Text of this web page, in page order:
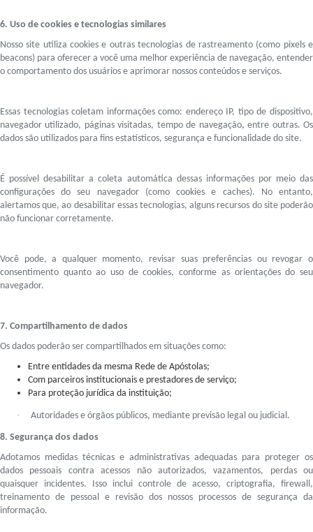
6. Uso de cookies e tecnologias similares
Nosso site utiliza cookies e outras tecnologias de rastreamento (como pixels e
beacons) para oferecer a você uma melhor experiência de navegação, entender
o comportamento dos usuários e aprimorar nossos conteúdos e serviços.
Essas tecnologias coletam informações como: endereço IP, tipo de dispositivo,
navegador utilizado, páginas visitadas, tempo de navegação, entre outras. Os
dados são utilizados para fins estatísticos, segurança e funcionalidade do site.
É possível desabilitar a coleta automática dessas informações por meio das
configurações do seu navegador (como cookies e caches). No entanto,
alertamos que, ao desabilitar essas tecnologias, alguns recursos do site poderão
não funcionar corretamente.
Você pode, a qualquer momento, revisar suas preferências ou revogar o
consentimento quanto ao uso de cookies, conforme as orientações do seu
navegador.
7. Compartilhamento de dados
Os dados poderão ser compartilhados em situações como:
Entre entidades da mesma Rede de Apóstolas;
Com parceiros institucionais e prestadores de serviço;
Para proteção jurídica da instituição;
· Autoridades e órgãos públicos, mediante previsão legal ou judicial.
8. Segurança dos dados
Adotamos medidas técnicas e administrativas adequadas para proteger os
dados pessoais contra acessos não autorizados, vazamentos, perdas ou
quaisquer incidentes. Isso inclui controle de acesso, criptografia, firewall,
treinamento de pessoal e revisão dos nossos processos de segurança da
informação.